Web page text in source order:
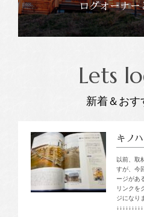
ログオーナー
Lets
新着＆おす
キノ
以前、取
すが、今
ージがあ
リンクを
ジになり